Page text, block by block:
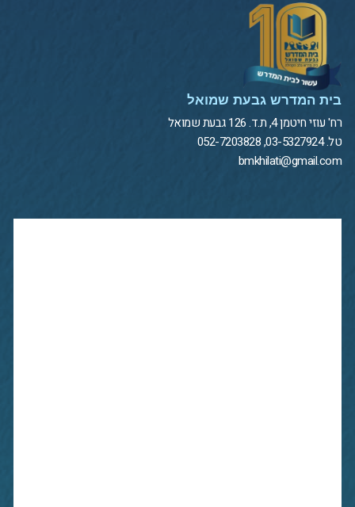
בית המדרש גבעת שמואל
רח' עוזי חיטמן 4, ת.ד. 126 גבעת שמואל
טל. 03-5327924, 052-7203828
bmkhilati@gmail.com